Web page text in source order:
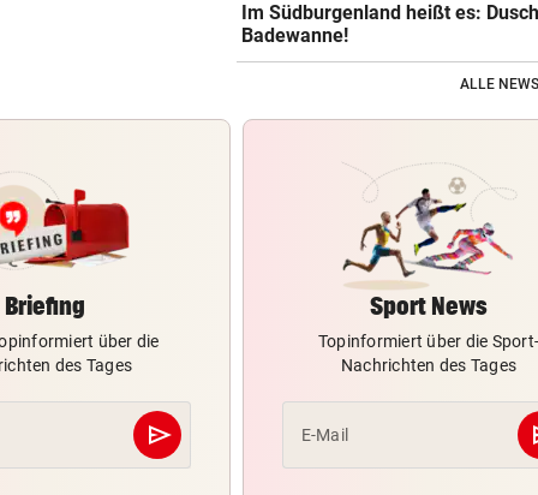
Im Südburgenland heißt es:
Badewanne!
ALLE
Briefing
über die
des Tages
send
Abschicken
Sport News
Topinformiert über die
Nachrichten des Tages
E-Mail